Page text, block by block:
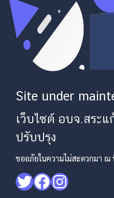
Site under
เว็บไซต์ อบจ.สระแ
ปรับปรุง
ขออภัยในความไม่สะดวกมา ณ
Twitter
Facebook